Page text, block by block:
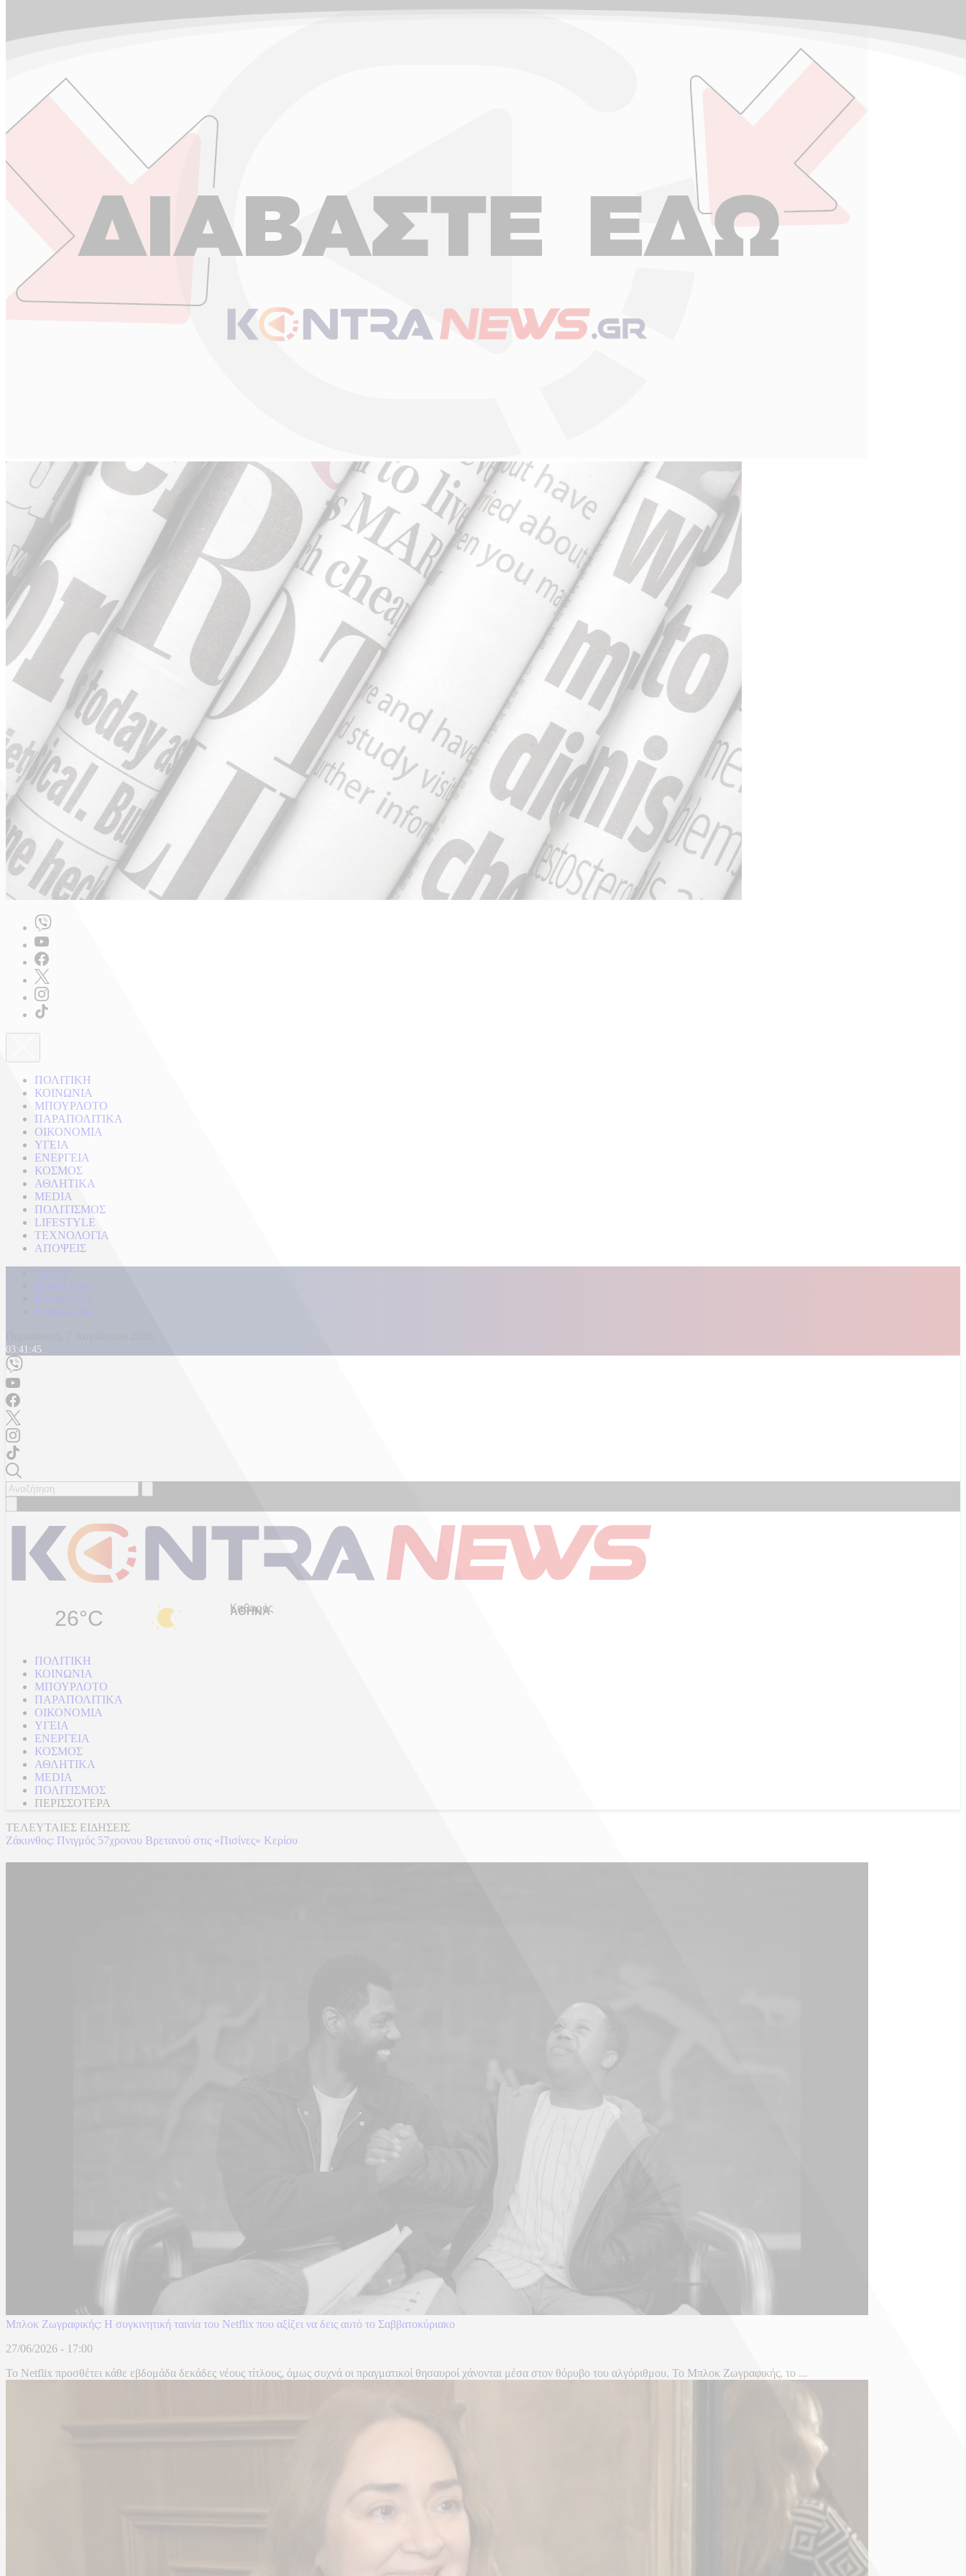
ΠΟΛΙΤΙΚΗ
ΚΟΙΝΩΝΙΑ
ΜΠΟΥΡΛΟΤΟ
ΠΑΡΑΠΟΛΙΤΙΚΑ
ΟΙΚΟΝΟΜΙΑ
ΥΓΕΙΑ
ΕΝΕΡΓΕΙΑ
ΚΟΣΜΟΣ
ΑΘΛΗΤΙΚΑ
MEDIA
ΠΟΛΙΤΙΣΜΟΣ
LIFESTYLE
ΤΕΧΝΟΛΟΓΙΑ
ΑΠΟΨΕΙΣ
Αρχική
Kontra Live
Καταγγελίες
Επικοινωνία
03:41:47
26°C Καθαρός
ΠΟΛΙΤΙΚΗ
ΚΟΙΝΩΝΙΑ
ΜΠΟΥΡΛΟΤΟ
ΠΑΡΑΠΟΛΙΤΙΚΑ
ΟΙΚΟΝΟΜΙΑ
ΥΓΕΙΑ
ΕΝΕΡΓΕΙΑ
ΚΟΣΜΟΣ
ΑΘΛΗΤΙΚΑ
MEDIA
ΠΟΛΙΤΙΣΜΟΣ
ΠΕΡΙΣΣΟΤΕΡΑ
ΤΕΛΕΥΤΑΙΕΣ ΕΙΔΗΣΕΙΣ
Ζάκυνθος: Πνιγμός 57χρονου Βρετανού στις «Πισίνες» Κερίου
Μπλοκ Ζωγραφικής: Η συγκινητική ταινία του Netflix που αξίζει να δεις αυτό το Σαββατοκύριακο
27/06/2026 - 17:00
Το Netflix προσθέτει κάθε εβδομάδα δεκάδες νέους τίτλους, όμως συχνά οι πραγματικοί θησαυροί χάνονται μέσα στον θόρυβο του αλγόριθμου. Το Μπλοκ Ζωγραφικής, το ...